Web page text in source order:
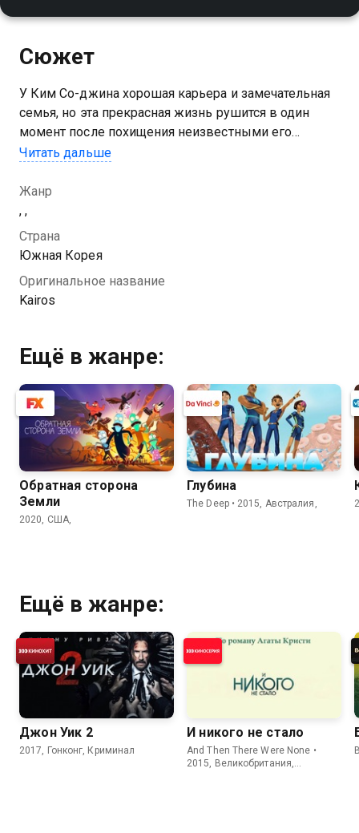
Сюжет
У Ким Со-джина хорошая карьера и замечательная
семья, но эта прекрасная жизнь рушится в один
момент после похищения неизвестными его
маленькой дочери. Мужчина впадает в отчаяние,
человеком в прошлом
Читать дальше
Жанр
, ,
Страна
Южная Корея
Оригинальное название
Kairos
Ещё в жанре:
Обратная сторона
Земли
2020, США,
Глубина
The Deep • 2015, Австралия,
Ещё в жанре:
Джон Уик 2
2017, Гонконг, Криминал
И никого не стало
And Then There Were None •
2015, Великобритания,